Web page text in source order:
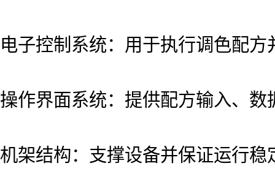
电子控制系统：用于执行调色配方
操作界面系统：提供配方输入、
机架结构：支撑设备并保证运行稳